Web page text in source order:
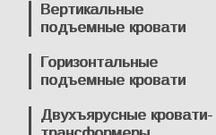
Вертикальные
подъемные кровати
Горизонтальные
подъемные кровати
Двухъярусные кровати-